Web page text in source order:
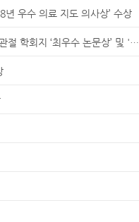
우수 의료 지도 의사상’ 수상
절 학회지 ‘최우수 논문상’ 및 '…